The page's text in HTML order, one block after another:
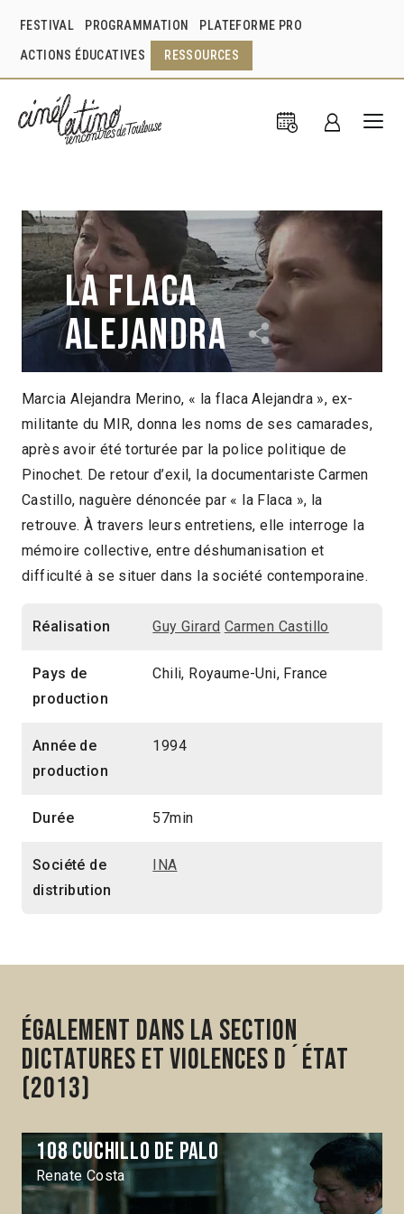
FESTIVAL PROGRAMMATION PLATEFORME PRO
ACTIONS ÉDUCATIVES RESSOURCES
La Flaca
Alejandra
Guy Girard Carmen Castillo Chili
1994
Marcia Alejandra Merino, « la flaca Alejandra », ex-
militante du MIR, donna les noms de ses camarades,
après avoir été torturée par la police politique de
Pinochet. De retour d’exil, la documentariste Carmen
Castillo, naguère dénoncée par « la Flaca », la
retrouve. À travers leurs entretiens, elle interroge la
mémoire collective, entre déshumanisation et
difficulté à se situer dans la société contemporaine.
Réalisation Guy Girard Carmen Castillo
Pays de
production
Chili, Royaume-Uni, France
Année de
production
1994
Durée 57min
Société de
distribution
INA
Également dans la section
Dictatures et violences d´État
(2013)
108 cuchillo de palo
Renate Costa